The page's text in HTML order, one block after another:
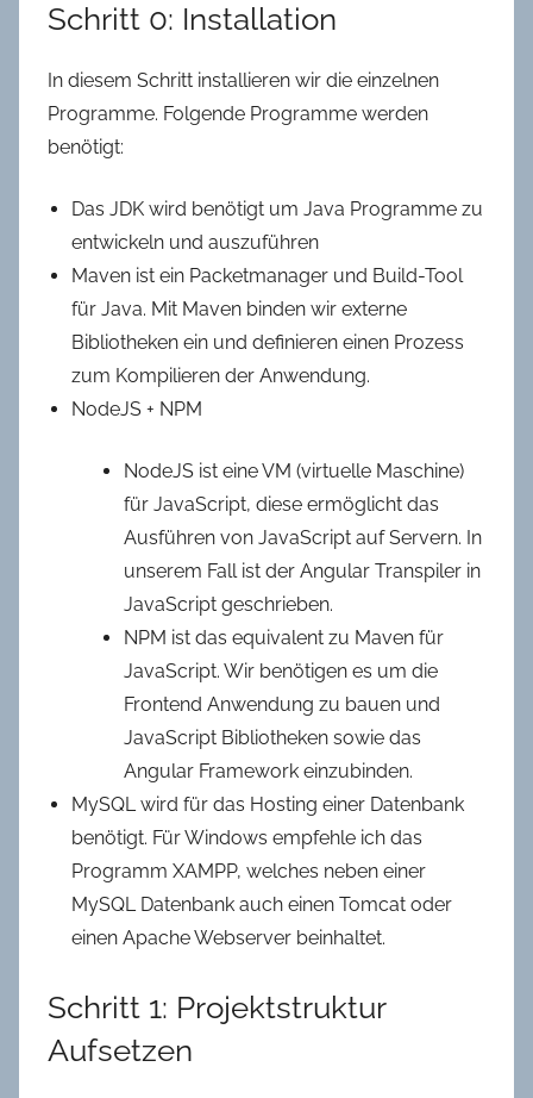
Schritt 0: Installation
In diesem Schritt installieren wir die einzelnen
Programme. Folgende Programme werden
benötigt:
Das JDK wird benötigt um Java Programme zu
entwickeln und auszuführen
Maven ist ein Packetmanager und Build-Tool
für Java. Mit Maven binden wir externe
Bibliotheken ein und definieren einen Prozess
zum Kompilieren der Anwendung.
NodeJS + NPM
NodeJS ist eine VM (virtuelle Maschine)
für JavaScript, diese ermöglicht das
Ausführen von JavaScript auf Servern. In
unserem Fall ist der Angular Transpiler in
JavaScript geschrieben.
NPM ist das equivalent zu Maven für
JavaScript. Wir benötigen es um die
Frontend Anwendung zu bauen und
JavaScript Bibliotheken sowie das
Angular Framework einzubinden.
MySQL wird für das Hosting einer Datenbank
benötigt. Für Windows empfehle ich das
Programm XAMPP, welches neben einer
MySQL Datenbank auch einen Tomcat oder
einen Apache Webserver beinhaltet.
Schritt 1: Projektstruktur
Aufsetzen